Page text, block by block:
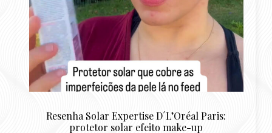
Resenha Solar Expertise D´L’Oréal Paris:
protetor solar efeito make-up